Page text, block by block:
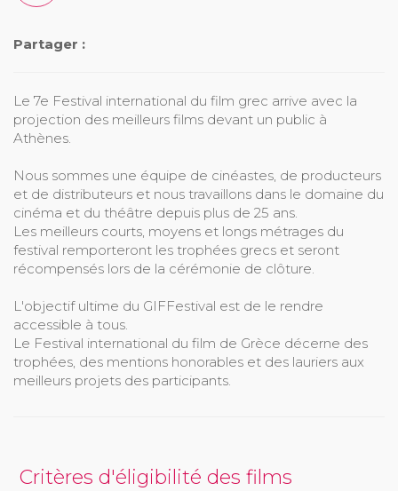
Partager :
Le 7e Festival international du film grec arrive avec la
projection des meilleurs films devant un public à
Athènes.
Nous sommes une équipe de cinéastes, de producteurs
et de distributeurs et nous travaillons dans le domaine du
cinéma et du théâtre depuis plus de 25 ans.
Les meilleurs courts, moyens et longs métrages du
festival remporteront les trophées grecs et seront
récompensés lors de la cérémonie de clôture.
L'objectif ultime du GIFFestival est de le rendre
accessible à tous.
Le Festival international du film de Grèce décerne des
trophées, des mentions honorables et des lauriers aux
meilleurs projets des participants.
Critères d'éligibilité des films